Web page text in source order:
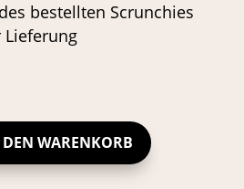
bestellten Scrunchies
WARENKORB